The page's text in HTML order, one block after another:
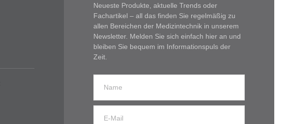
Neueste Produkte, aktuelle Trends oder
Fachartikel – all das finden Sie regelmäßig zu
allen Bereichen der Medizintechnik in unserem
Newsletter. Melden Sie sich einfach hier an und
bleiben Sie bequem im Informationspuls der
Zeit.